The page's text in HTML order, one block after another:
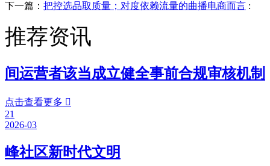
下一篇： 把控选品取质量；对度依赖流量的曲播电商而言 :
推荐资讯
间运营者该当成立健全事前合规审核机制
点击查看更多 
21
2026-03
峰社区新时代文明